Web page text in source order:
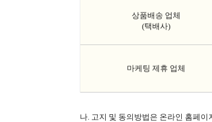
상품배송 업체
(택배사)
마케팅 제휴 업체
나. 고지 및 동의방법은 온라인 홈페